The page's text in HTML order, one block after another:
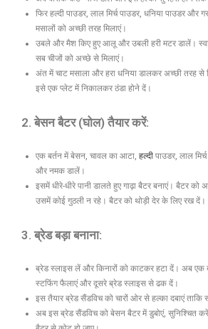
फिर हल्दी पाउडर, लाल मिर्च पाउडर, धनिया पाउडर और
मसालों को अच्छी तरह मिलाएं।
उबले और मैश किए हुए आलू और उबली हरी मटर डालें।
सब चीजों को अच्छे से मिलाएं।
अंत में चाट मसाला और हरा धनिया डालकर अच्छी तरह से
इसे एक प्लेट में निकालकर ठंडा होने दें।
2. बेसन बैटर (घोल) तैयार करें:
एक बर्तन में बेसन, चावल का आटा, हल्दी पाउडर, लाल
और नमक डालें।
इसमें धीरे-धीरे पानी डालते हुए गाढ़ा बैटर बनाएं। बैटर
उसमें कोई गुठली न रहे। बैटर को थोड़ी देर के लिए रख दें।
3. ब्रेड बड़ा बनाना:
ब्रेड स्लाइस लें और किनारों को काटकर हटा दें। अब
स्टफिंग फैलाएं और दूसरे ब्रेड स्लाइस से ढक दें।
इस तैयार ब्रेड सैंडविच को चारों ओर से हल्का दबाएं ताकि
अब इस ब्रेड सैंडविच को बेसन बैटर में डुबोएं, सुनिश्चित